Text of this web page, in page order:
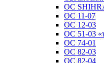
ОС
ОС 11-07
ОС 12-03
ОС 51-03
ОС 74-01
ОС 82-03
ОС 82-04